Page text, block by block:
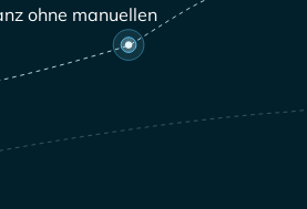
ohne manuellen